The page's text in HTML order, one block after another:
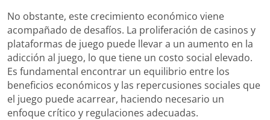
No obstante, este crecimiento económico viene
acompañado de desafíos. La proliferación de casinos y
plataformas de juego puede llevar a un aumento en la
adicción al juego, lo que tiene un costo social elevado.
Es fundamental encontrar un equilibrio entre los
beneficios económicos y las repercusiones sociales que
el juego puede acarrear, haciendo necesario un
enfoque crítico y regulaciones adecuadas.